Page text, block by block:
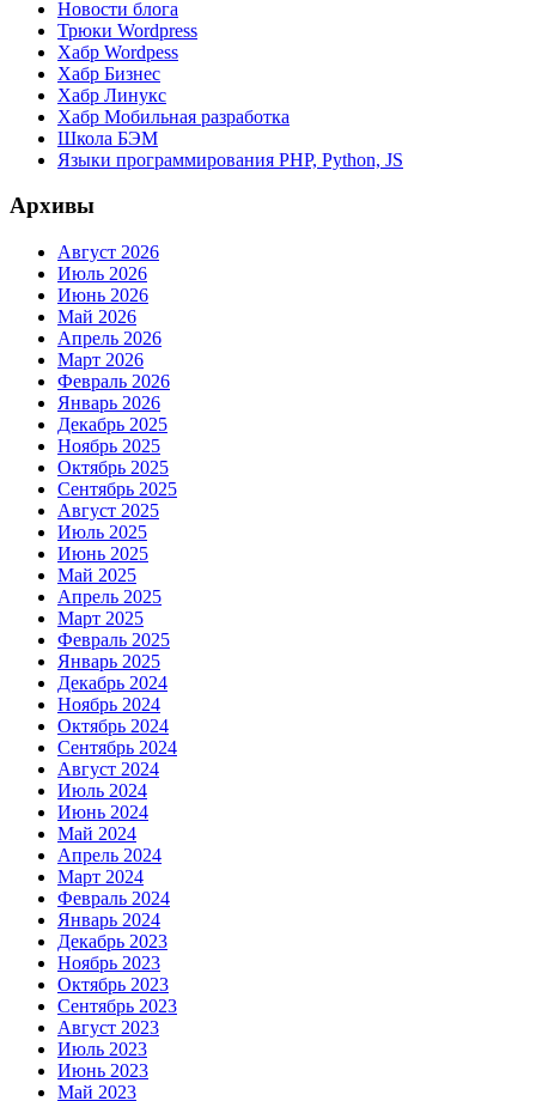
Новости блога
Трюки Wordpress
Хабр Wordpess
Хабр Бизнес
Хабр Линукс
Хабр Мобильная разработка
Школа БЭМ
Языки программирования PHP, Python, JS
Архивы
Август 2026
Июль 2026
Июнь 2026
Май 2026
Апрель 2026
Март 2026
Февраль 2026
Январь 2026
Декабрь 2025
Ноябрь 2025
Октябрь 2025
Сентябрь 2025
Август 2025
Июль 2025
Июнь 2025
Май 2025
Апрель 2025
Март 2025
Февраль 2025
Январь 2025
Декабрь 2024
Ноябрь 2024
Октябрь 2024
Сентябрь 2024
Август 2024
Июль 2024
Июнь 2024
Май 2024
Апрель 2024
Март 2024
Февраль 2024
Январь 2024
Декабрь 2023
Ноябрь 2023
Октябрь 2023
Сентябрь 2023
Август 2023
Июль 2023
Июнь 2023
Май 2023